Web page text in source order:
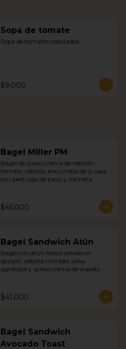
Sopa de tomate
Sopa de tomates rostizados
$9.000
Bagel Miller PM
Bagel de queso crema de cebollín,
tomate, cebolla, encurtidos de la casa
con pechuga de pavo y tocineta.
$45.000
Bagel Sandwich Atún
Bagel con atún fresco sellado en
ajonjolí, cebolla morada, salsa
agridulce y queso crema de wasabi.
$41.000
Bagel Sandwich
Avocado Toast